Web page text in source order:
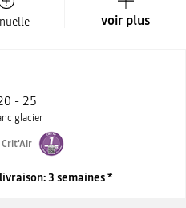
voir plus
- 25
glacier
3 semaines *